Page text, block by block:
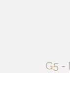
G5 -